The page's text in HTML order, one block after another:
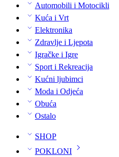
Automobili i Motocikli
Kuća i Vrt
Elektronika
Zdravlje i Ljepota
Igračke i Igre
Sport i Rekreacija
Kućni ljubimci
Moda i Odjeća
Obuća
Ostalo
SHOP
POKLONI